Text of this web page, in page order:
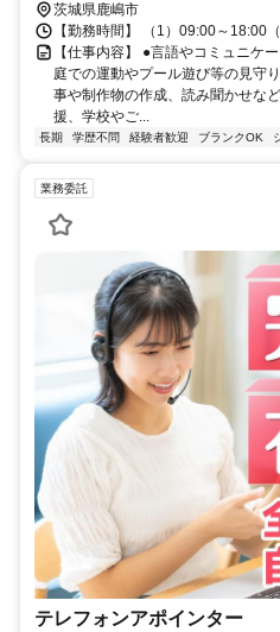
茨城県鹿嶋市
【勤務時間】 （1）09:00～18:00
【仕事内容】 ●言語やコミュニケ
庭での運動やプール遊び等の見守
事や制作物の作成、読み聞かせな
援、学校やご...
長期 学歴不問 経験者歓迎 ブランクOK
業務委託
テレフォンアポインター